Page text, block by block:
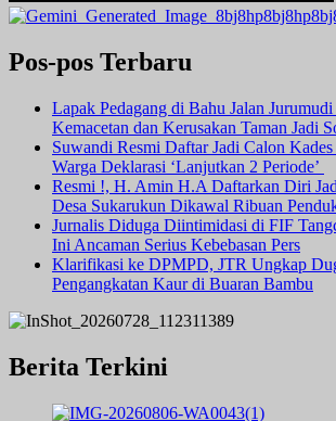
Pos-pos Terbaru
Lapak Pedagang di Bahu Jalan
Kemacetan dan Kerusakan Taman Jadi
Suwandi Resmi Daftar Jadi Calon Kades
Warga Deklarasi ‘Lanjutkan 2 Periode’
Resmi !, H. Amin H.A Daftarkan Diri
Desa Sukarukun Dikawal Ribuan
Jurnalis Diduga Diintimidasi di FIF
Ini Ancaman Serius Kebebasan Pers
Klarifikasi ke DPMPD, JTR Ungkap
Pengangkatan Kaur di Buaran Bambu
Berita Terkini